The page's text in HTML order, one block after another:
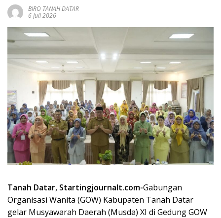
BIRO TANAH DATAR
6 Juli 2026
Tanah Datar, Startingjournalt.com-Gabungan
Organisasi Wanita (GOW) Kabupaten Tanah Datar
gelar Musyawarah Daerah (Musda) XI di Gedung GOW